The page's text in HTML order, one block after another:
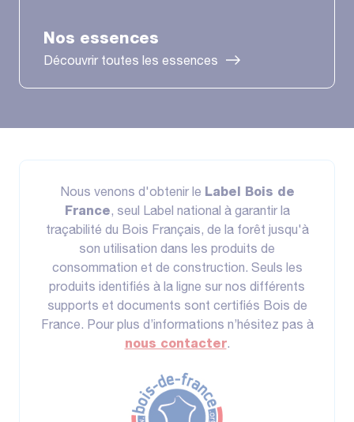
Nos essences
Découvrir toutes les essences
Nous venons d'obtenir le Label Bois de
France, seul Label national à garantir la
traçabilité du Bois Français, de la forêt jusqu'à
son utilisation dans les produits de
consommation et de construction. Seuls les
produits identifiés à la ligne sur nos différents
supports et documents sont certifiés Bois de
France. Pour plus d’informations n’hésitez pas à
nous contacter.